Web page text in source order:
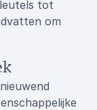
tot
om